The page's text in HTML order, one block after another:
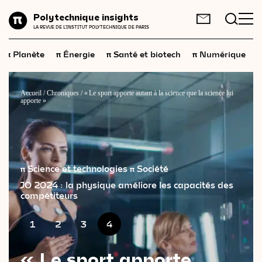
Polytechnique insights
LA REVUE DE L'INSTITUT POLYTECHNIQUE DE PARIS
Énergie
Santé
et biotech
Numérique
Espace
Économie
Industrie
Science et technologies
Société
Géopolitique
Neurosciences
FR EN
π Planète π Énergie π Santé et biotech π Numérique
Accueil /Chroniques /« Le sport apporte autant à la science que la science lui
apporte »
π Science et technologies π Société
JO 2024 : la physique améliore les capacités des
compétiteurs
1 2 3 4